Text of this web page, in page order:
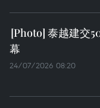
泰越建交
幕
24/07/2026 08:20